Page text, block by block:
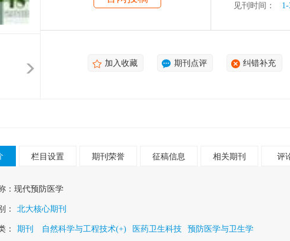
见刊时间：
加入收藏 期刊点评 纠错补充
栏目设置 期刊荣誉 征稿信息 相关期刊 评
： 现代预防医学
： 北大核心期刊
： 期刊 自然科学与工程技术(+) 医药卫生科技 预防医学与卫生学